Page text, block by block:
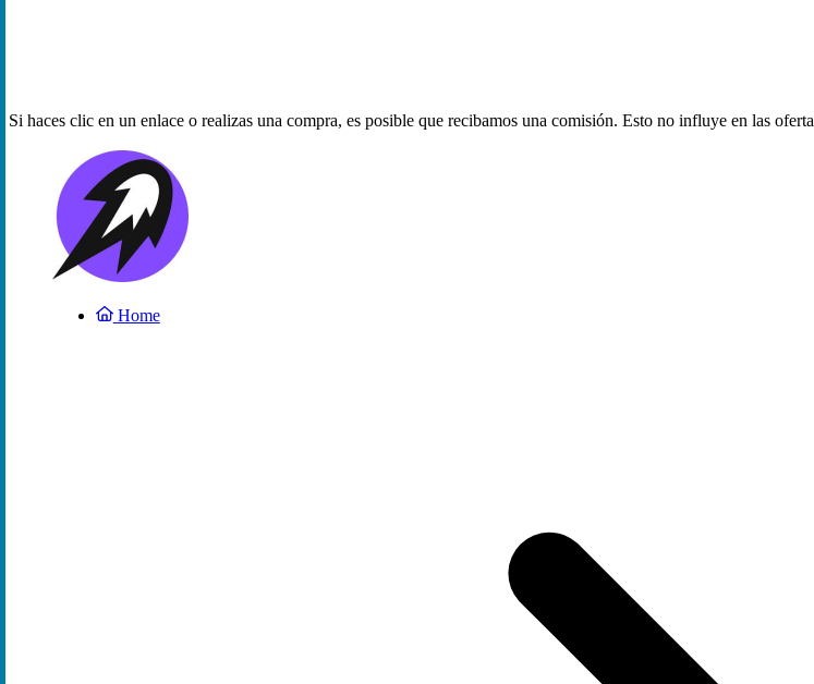
Si haces clic en un enlace o realizas una compra, es posible que recibamos una comisión. Esto no influye en las
Home